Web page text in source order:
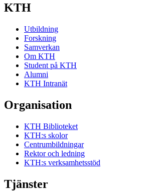
KTH
Utbildning
Forskning
Samverkan
Om KTH
Student på KTH
Alumni
KTH Intranät
Organisation
KTH Biblioteket
KTH:s skolor
Centrumbildningar
Rektor och ledning
KTH:s verksamhetsstöd
Tjänster